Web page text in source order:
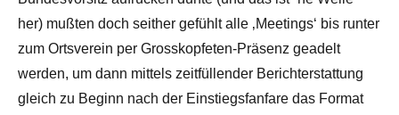
her) mußten doch seither gefühlt alle ‚Meetings‘ bis runter
zum Ortsverein per Grosskopfeten-Präsenz geadelt
werden, um dann mittels zeitfüllender Berichterstattung
gleich zu Beginn nach der Einstiegsfanfare das Format